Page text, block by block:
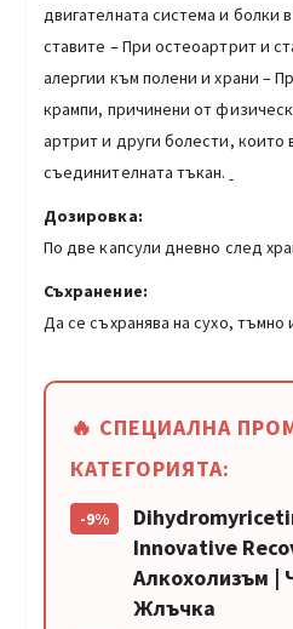
двигателната система и болки
ставите – При остеоартрит и
алергии към полени и храни –
крампи, причинени от
артрит и други болести, които
съединителната тъкан.
Дозировка:
По две капсули дневно след
Съхранение:
Да се съхранява на сухо, тъмно
🔥 СПЕЦИАЛНА
КАТЕГОРИЯТА:
-9%
Innovative
Алкохолизъм |
Жлъчка